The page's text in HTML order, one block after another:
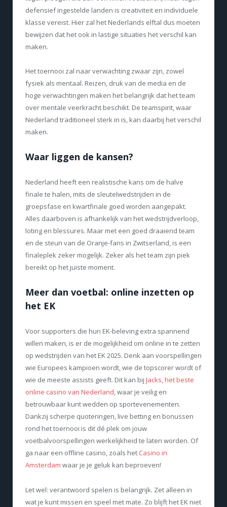
defensief ingestelde landen is creativiteit en individuele
klasse vereist. Hier zal het Nederlands elftal dus moeten
bewijzen dat het ook in lastige situaties het verschil kan
maken.
Het toernooi zal naar verwachting zwaar zijn, zowel
fysiek als mentaal. Reizen, druk van de media en de
hoge verwachtingen maken het belangrijk dat het team
over mentale veerkracht beschikt. De teamspirit, waar
Nederland traditioneel sterk in is, kan daarbij het verschil
maken.
Waar liggen de kansen?
Nederland heeft een realistische kans om de halve
finale te halen, mits de sleutelwedstrijden in de
groepsfase en kwartfinale goed worden aangepakt.
Alles daarboven is afhankelijk van het wedstrijdverloop,
loting en blessures. Maar met een goed draaiend team
en de steun van de Oranje-fans in Zwitserland, is een
finaleplek zeker mogelijk. Zeker als het team zijn piek
bereikt op het juiste moment.
Meer dan voetbal: online inzetten op
het EK
Voor supporters die hun EK-beleving extra spannend
willen maken, is er de mogelijkheid om online in te zetten
op wedstrijden van het EK 2025. Denk aan voorspellingen
wie Europees kampioen wordt, wie de topscorer wordt of
wie de meeste assists geeft. Dit kan bij Jacks, het beste
online casino van Nederland, waar je veilig en
betrouwbaar kunt wedden op sportevenementen.
Dankzij scherpe quoteringen, live betting en bonussen
rond het toernooi is dit dé plek om jouw
voetbalvoorspellingen werkelijkheid te laten worden. Of
ga naar een offline casino, zoals het Casino in
Amsterdam waar je je geluk kan beproeven!
Let wel: verantwoord spelen is belangrijk. Zet alleen in
wat je kunt missen en speel met mate. Zo blijft het EK niet